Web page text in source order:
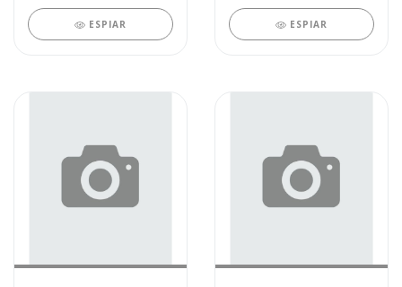
ESPIAR ESPIAR